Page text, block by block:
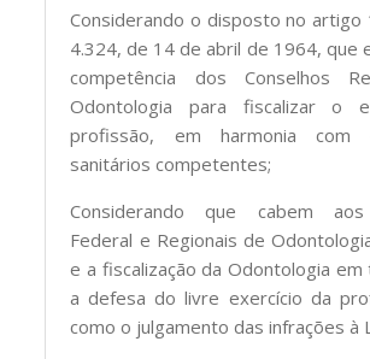
Considerando o disposto no artigo
4.324, de 14 de abril de 1964, que
competência dos Conselhos
Odontologia para fiscalizar o
profissão, em harmonia com
sanitários competentes;
Considerando que cabem aos
Federal e Regionais de
e a fiscalização da Odontologia
a defesa do livre exercício da
como o julgamento das infrações à